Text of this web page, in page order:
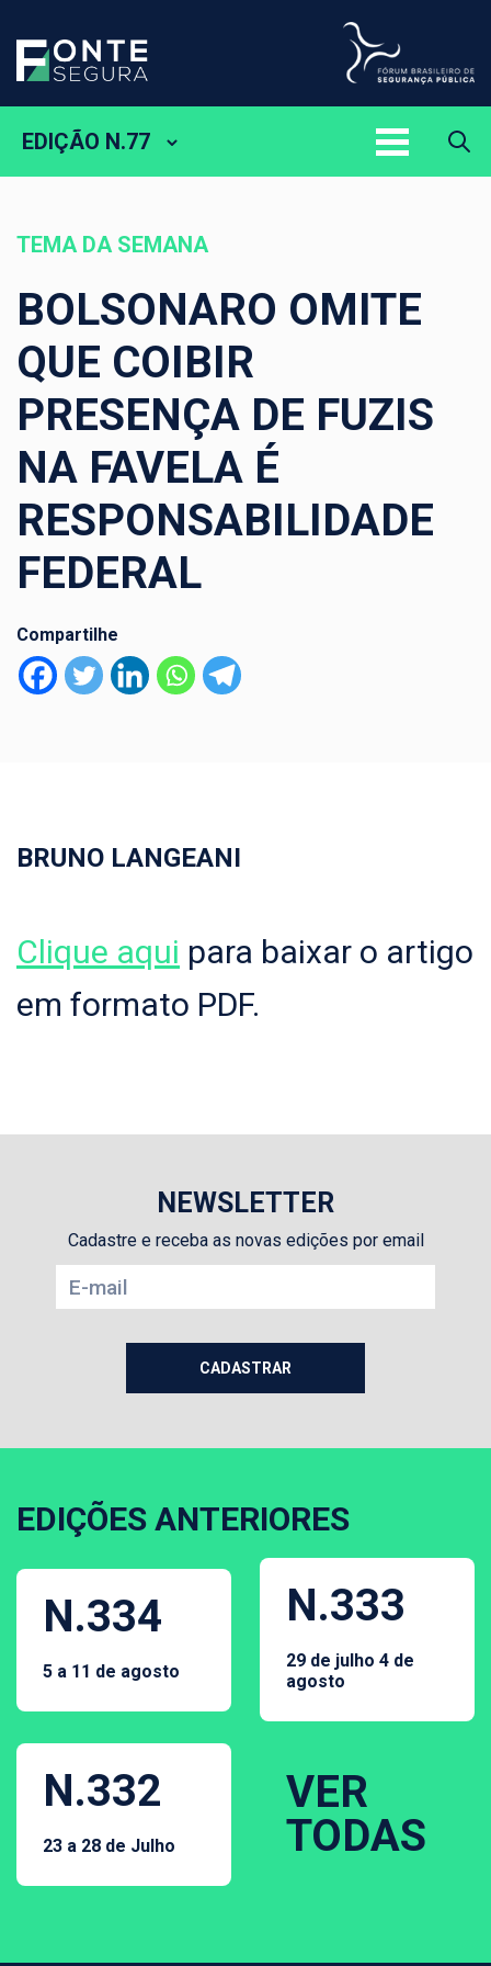
EDIÇÃO N.77
TEMA DA SEMANA
BOLSONARO OMITE
QUE COIBIR
PRESENÇA DE FUZIS
NA FAVELA É
RESPONSABILIDADE
FEDERAL
Compartilhe
BRUNO LANGEANI
Clique aqui para baixar o artigo
em formato PDF.
NEWSLETTER
Cadastre e receba as novas edições por email
EDIÇÕES ANTERIORES
N.334
5 a 11 de agosto
N.333
29 de julho 4 de
agosto
N.332
23 a 28 de Julho
VER
TODAS